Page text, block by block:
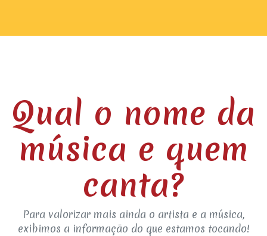
Qual o nome da
música e quem
canta?
Para valorizar mais ainda o artista e a música,
exibimos a informação do que estamos tocando!